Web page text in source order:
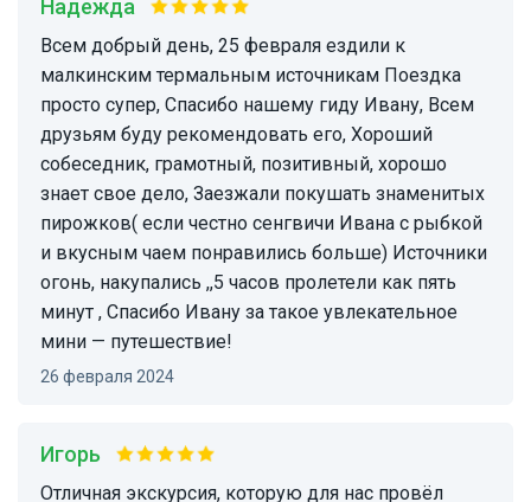
надежда
Всем добрый день, 25 февраля ездили к
малкинским термальным источникам Поездка
просто супер, Спасибо нашему гиду Ивану, Всем
друзьям буду рекомендовать его, Хороший
собеседник, грамотный, позитивный, хорошо
знает свое дело, Заезжали покушать знаменитых
пирожков( если честно сенгвичи Ивана с рыбкой
и вкусным чаем понравились больше) Источники
огонь, накупались ,,5 часов пролетели как пять
минут , Спасибо Ивану за такое увлекательное
мини — путешествие!
26 февраля 2024
Игорь
Отличная экскурсия, которую для нас провёл